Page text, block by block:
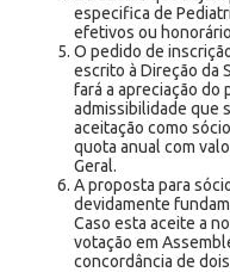
especifica de
efetivos ou
O pedido de
escrito à Direção da
fará a apreciação do
admissibilidade que
aceitação como
quota anual com
Geral.
A proposta para
devidamente
Caso esta aceite a
votação em
concordância de